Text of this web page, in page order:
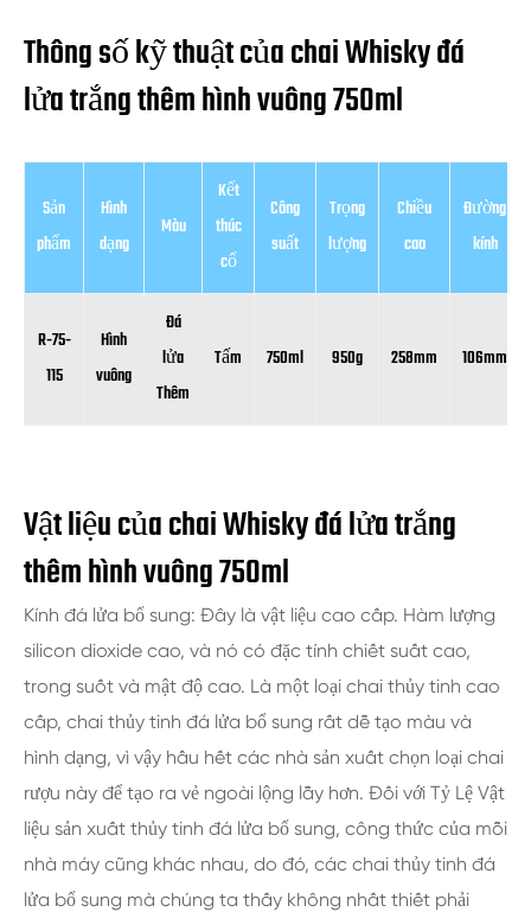
Thông số kỹ thuật của chai Whisky đá
lửa trắng thêm hình vuông 750ml
Sản
phẩm
Hình
dạng
Màu
Kết
thúc
cổ
Công
suất
Trọng
lượng
Chiều
cao
Đường
kính
R-75-
115
Hình
vuông
Đá
lửa
Thêm
Tấm 750ml 950g 258mm 106mm
Vật liệu của chai Whisky đá lửa trắng
thêm hình vuông 750ml
Kính đá lửa bổ sung: Đây là vật liệu cao cấp. Hàm lượng
silicon dioxide cao, và nó có đặc tính chiết suất cao,
trong suốt và mật độ cao. Là một loại chai thủy tinh cao
cấp, chai thủy tinh đá lửa bổ sung rất dễ tạo màu và
hình dạng, vì vậy hầu hết các nhà sản xuất chọn loại chai
rượu này để tạo ra vẻ ngoài lộng lẫy hơn. Đối với Tỷ Lệ Vật
liệu sản xuất thủy tinh đá lửa bổ sung, công thức của mỗi
nhà máy cũng khác nhau, do đó, các chai thủy tinh đá
lửa bổ sung mà chúng ta thấy không nhất thiết phải